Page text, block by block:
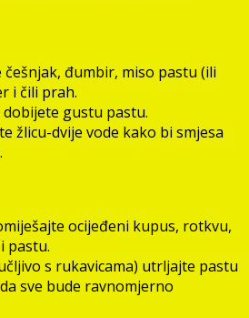
đumbir, miso pastu (ili
i čili prah.
gustu pastu.
žlicu-dvije vode kako bi smjesa
ocijeđeni kupus, rotkvu,
pastu.
s rukavicama) utrljajte pastu
sve bude ravnomjerno